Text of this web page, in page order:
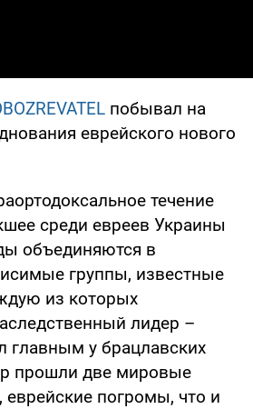
побывал на
еврейского нового
течение
среди евреев Украины
объединяются в
группы, известные
из которых
лидер –
главным у брацлавских
прошли две мировые
погромы, что и